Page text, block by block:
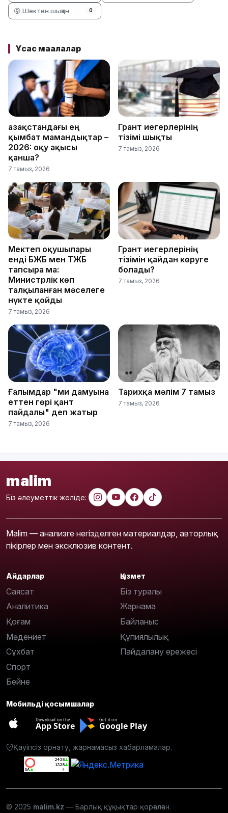
😡 Шектен шыққан 0
Ұқсас мақалалар
Қазақстандағы ең
қымбат мамандықтар –
2026: оқу ақысы
қанша?
7 тамыз, 2026
Грант иегерлерінің
тізімі шықты
7 тамыз, 2026
Мектеп оқушылары
енді БЖБ мен ТЖБ
тапсыра ма:
Министрлік көп
талқыланған мәселеге
нүкте қойды
7 тамыз, 2026
Грант иегерлерінің
тізімін қайдан көруге
болады?
7 тамыз, 2026
Ғалымдар "ми дамуына
еттен гөрі қант
пайдалы" деп жатыр
7 тамыз, 2026
Тарихқа мәлім 7 тамыз
7 тамыз, 2026
malim
Біз әлеуметтік желіде:
Malim — анализге негізделген материалдар, авторлық
пікірлер мен эксклюзив контент.
Айдарлар
Саясат
Аналитика
Қоғам
Мәдениет
Сұхбат
Спорт
Бейне
Қызмет
Біз туралы
Жарнама
Байланыс
Құпиялылық
Пайдалану ережесі
Мобильді қосымшалар
Download on the
App Store
Get it on
Google Play
Қауіпсіз орнату, жарнамасыз хабарламалар.
© 2025 malim.kz — Барлық құқықтар қорғалған.